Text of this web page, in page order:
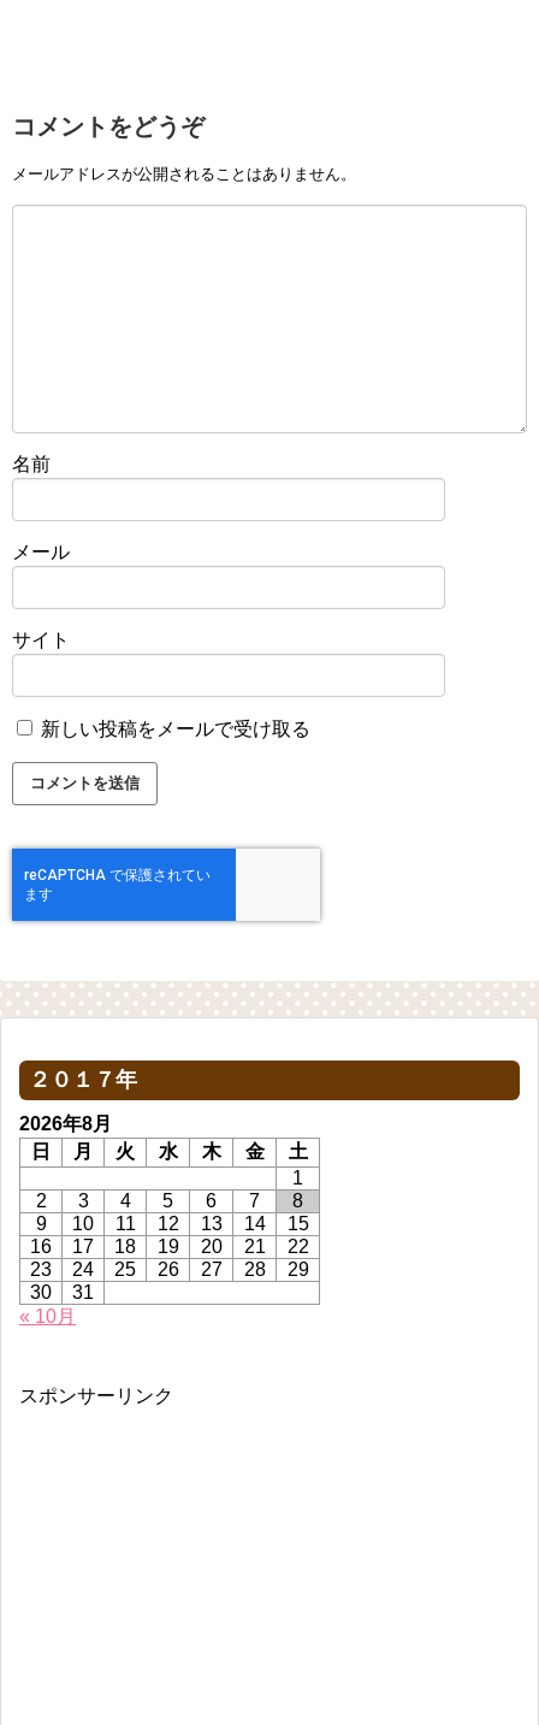
コメントをどうぞ
メールアドレスが公開されることはありません。
名前
メール
サイト
新しい投稿をメールで受け取る
２０１７年
2026年8月
日
月 火 水 木 金
土
1
2
3 4 5 6 7
8
9
10 11 12 13 14
15
16
17 18 19 20 21
22
23
24 25 26 27 28
29
30
31
« 10月
スポンサーリンク